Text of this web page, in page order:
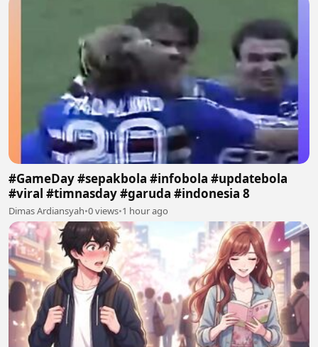
#GameDay #sepakbola #infobola #updatebola
#viral #timnasday #garuda #indonesia 8
Dimas Ardiansyah•0 views•1 hour ago